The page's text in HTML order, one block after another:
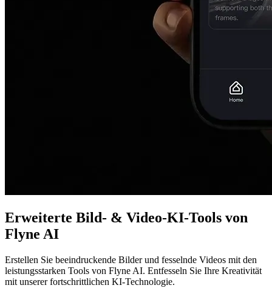
Erweiterte Bild- & Video-KI-Tools von
Flyne AI
Erstellen Sie beeindruckende Bilder und fesselnde Videos mit den
leistungsstarken Tools von Flyne AI. Entfesseln Sie Ihre Kreativität
mit unserer fortschrittlichen KI-Technologie.